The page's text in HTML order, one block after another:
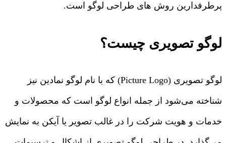
پرطرفدارین روش های طراحی لوگو است.
لوگو تصویری چیست؟
لوگو تصویری (Picture Logo) که با نام لوگو نمادین نیز
شناخته می‌شود از جمله انواع لوگو است که محصولات و
خدمات و هویت شرکت را در غالب تصویر یا آیکن به نمایش